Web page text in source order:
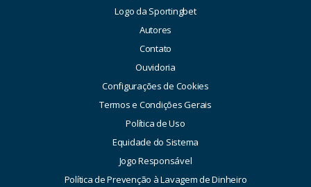
Logo da Sportingbet
Autores
Contato
Ouvidoria
Configurações de Cookies
Termos e Condições Gerais
Política de Uso
Equidade do Sistema
Jogo Responsável
Política de Prevenção à Lavagem de Dinheiro